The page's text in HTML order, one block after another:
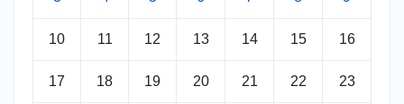
10 11 12 13 14 15 16
17 18 19 20 21 22 23